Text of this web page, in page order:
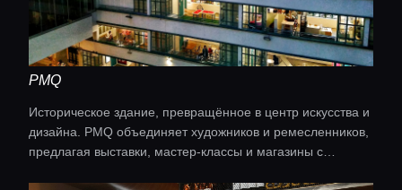
PMQ
Историческое здание, превращённое в центр искусства и
дизайна. PMQ объединяет художников и ремесленников,
предлагая выставки, мастер-классы и магазины с